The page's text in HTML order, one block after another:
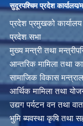
सुदूरपश्चिम प्रदेश कार्यालय/
प्रदेश प्रमुखको कार्यालय
प्रदेश सभा
मुख्य मन्त्री तथा
आन्तरिक मामिला तथा
सामाजिक विकास
आर्थिक मामिला तथा
उद्यग पर्यटन वन तथा
भुमि ब्यवस्था कृषि तथा